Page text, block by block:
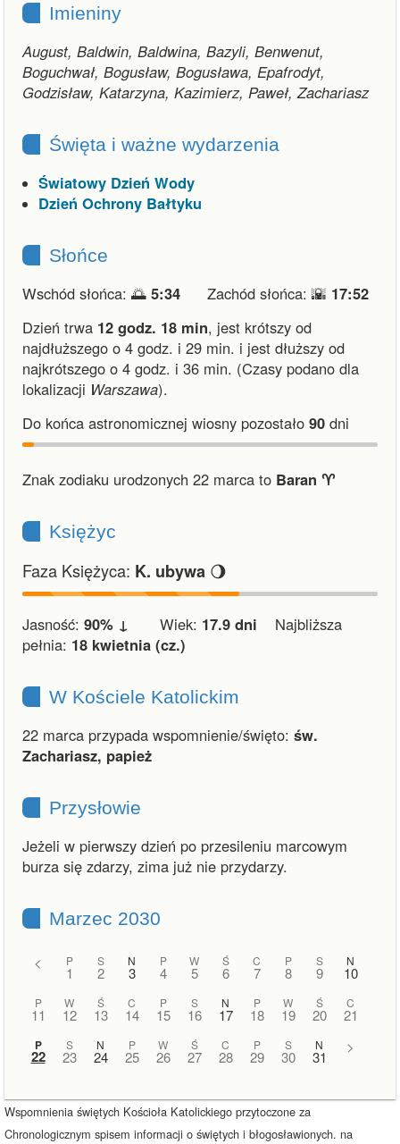
Imieniny
August, Baldwin, Baldwina, Bazyli, Benwenut,
Boguchwał, Bogusław, Bogusława, Epafrodyt,
Godzisław, Katarzyna, Kazimierz, Paweł, Zachariasz
Święta i ważne wydarzenia
Światowy Dzień Wody
Dzień Ochrony Bałtyku
Słońce
Wschód słońca: 🌅 5:34 Zachód słońca: 🌇 17:52
Dzień trwa 12 godz. 18 min, jest krótszy od
najdłuższego o 4 godz. i 29 min. i jest dłuższy od
najkrótszego o 4 godz. i 36 min. (Czasy podano dla
lokalizacji Warszawa).
Do końca astronomicznej wiosny pozostało 90 dni
Znak zodiaku urodzonych 22 marca to Baran ♈︎
Księżyc
Faza Księżyca: K. ubywa 🌖
Jasność: 90% ↓ Wiek: 17.9 dni Najbliższa
pełnia: 18 kwietnia (cz.)
W Kościele Katolickim
22 marca przypada wspomnienie/święto: św.
Zachariasz, papież
Przysłowie
Jeżeli w pierwszy dzień po przesileniu marcowym
burza się zdarzy, zima już nie przydarzy.
Marzec 2030
< P
1
S
2
N
3
P
4
W
5
Ś
6
C
7
P
8
S
9
N
10
P
11
W
12
Ś
13
C
14
P
15
S
16
N
17
P
18
W
19
Ś
20
C
21
P
22
S
23
N
24
P
25
W
26
Ś
27
C
28
P
29
S
30
N
31
>
Wspomnienia świętych Kościoła Katolickiego przytoczone za
Chronologicznym spisem informacji o świętych i błogosławionych. na